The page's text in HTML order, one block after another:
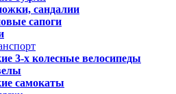
сандалии
сапоги
3-х колесные велосипеды
самокаты